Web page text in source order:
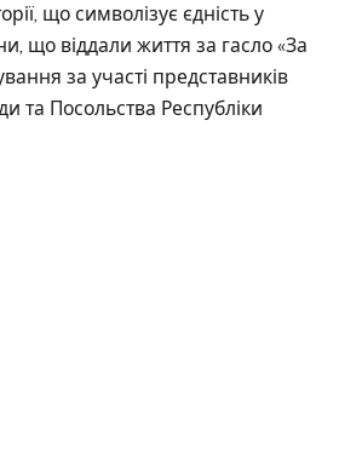
що символізує єдність у
що віддали життя за гасло «За
за участі представників
та Посольства Республіки